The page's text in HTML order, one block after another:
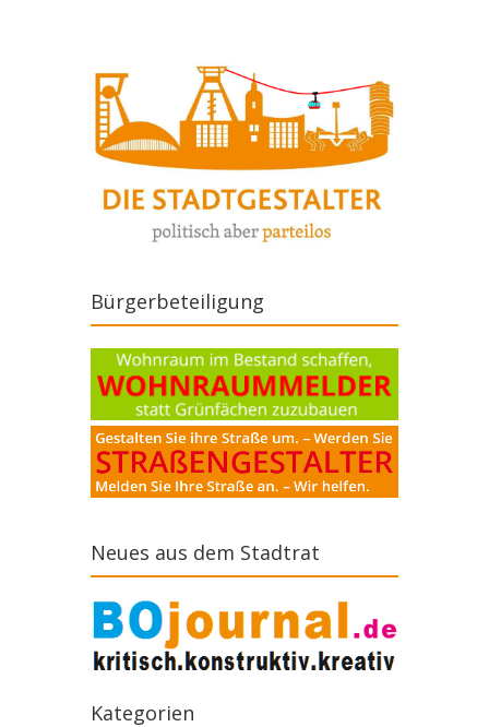
Bürgerbeteiligung
Neues aus dem Stadtrat
Kategorien